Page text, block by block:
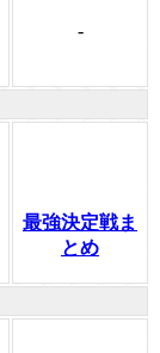
-
最強決定戦ま
とめ